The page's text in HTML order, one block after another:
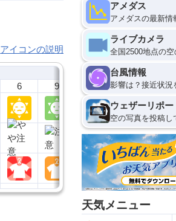
アイコンの説明
6 9 12
アメダス
アメダスの最新情
ライブカメラ
全国2500地点の
台風情報
影響は？接近状況
ウェザーリポー
空の写真を投稿
天気メニュー